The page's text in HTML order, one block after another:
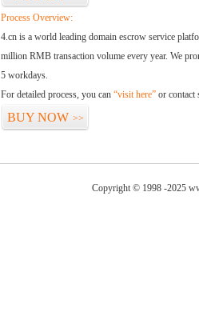
Process Overview:
4.cn is a world leading domain escrow service
million RMB transaction volume every year. We
5 workdays.
For detailed process, you can “visit here” or contact
BUY NOW >>
Copyright © 1998 -2025